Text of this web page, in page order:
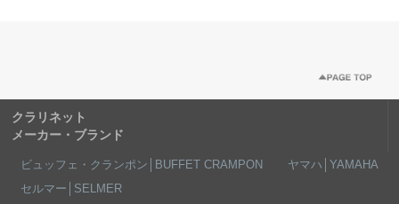
クラリネット
メーカー・ブランド
ビュッフェ・クランポン│BUFFET CRAMPON
ヤマハ│YAMAHA
セルマー│SELMER